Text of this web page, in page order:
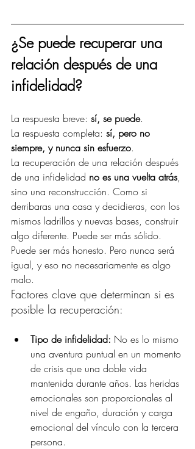
¿Se puede recuperar una
relación después de una
infidelidad?
La respuesta breve: sí, se puede.
La respuesta completa: sí, pero no
siempre, y nunca sin esfuerzo.
La recuperación de una relación después
de una infidelidad no es una vuelta atrás,
sino una reconstrucción. Como si
derribaras una casa y decidieras, con los
mismos ladrillos y nuevas bases, construir
algo diferente. Puede ser más sólido.
Puede ser más honesto. Pero nunca será
igual, y eso no necesariamente es algo
malo.
Factores clave que determinan si es
posible la recuperación:
Tipo de infidelidad: No es lo mismo
una aventura puntual en un momento
de crisis que una doble vida
mantenida durante años. Las heridas
emocionales son proporcionales al
nivel de engaño, duración y carga
emocional del vínculo con la tercera
persona.